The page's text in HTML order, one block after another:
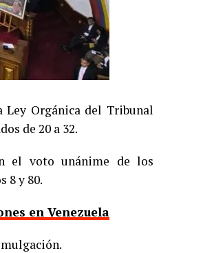
Ley Orgánica del Tribunal
de 20 a 32.
el voto unánime de los
8 y 80.
en Venezuela